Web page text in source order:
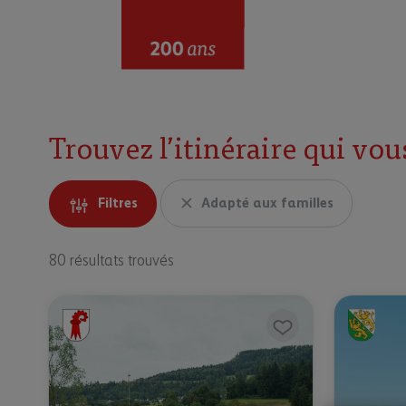
Trouvez l’itinéraire qui
Filtres Adapté aux familles
80 résultats trouvés